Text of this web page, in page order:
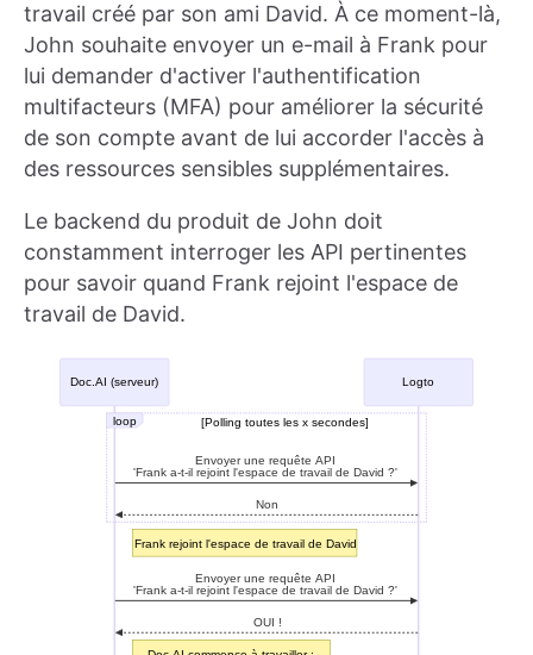
travail créé par son ami David. À ce moment-là,
John souhaite envoyer un e-mail à Frank pour
lui demander d'activer l'authentification
multifacteurs (MFA) pour améliorer la sécurité
de son compte avant de lui accorder l'accès à
des ressources sensibles supplémentaires.
Le backend du produit de John doit
constamment interroger les API pertinentes
pour savoir quand Frank rejoint l'espace de
travail de David.